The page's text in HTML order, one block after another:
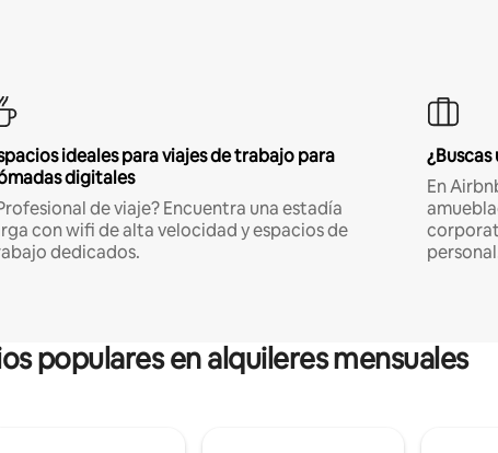
ideales para viajes de trabajo para
digitales
de viaje? Encuentra una estadía
con wifi de alta velocidad y espacios de
dedicados.
En
populares en alquileres mensuales